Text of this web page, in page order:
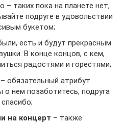
– таких пока на планете нет,
подруге в удовольствии
букетом;
есть и будут прекрасным
В конце концов, с кем,
радостями и горестями;
– обязательный атрибут
о нем позаботитесь, подруга
на концерт – также